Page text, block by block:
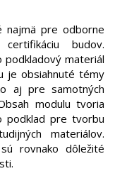
najmä pre odborne
budov.
podkladový materiál
je obsiahnuté témy
aj pre samotných
modulu tvoria
podklad pre tvorbu
materiálov.
rovnako dôležité